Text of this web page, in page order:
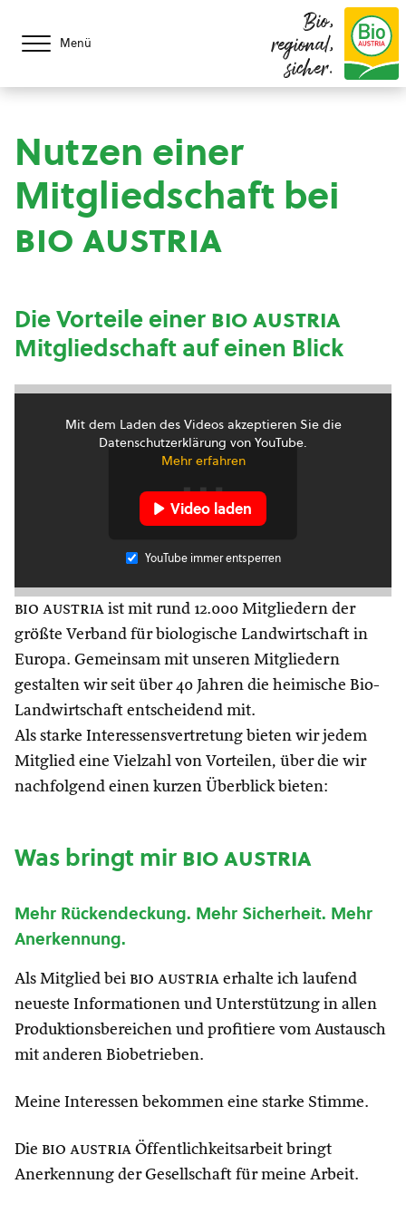
Menü
Bio,
regional,
sicher.
Nutzen einer
Mitgliedschaft bei
bio austria
Die Vorteile einerbio austria
Mitgliedschaft auf einen Blick
Mit dem Laden des Videos akzeptieren Sie die
Datenschutzerklärung von YouTube.
Mehr erfahren
Video laden
YouTube immer entsperren
bio austria ist mit rund 12.000 Mitgliedern der
größte Verband für biologische Landwirtschaft in
Europa. Gemeinsam mit unseren Mitgliedern
gestalten wir seit über 40 Jahren die heimische Bio-
Landwirtschaft entscheidend mit.
Als starke Interessensvertretung bieten wir jedem
Mitglied eine Vielzahl von Vorteilen, über die wir
nachfolgend einen kurzen Überblick bieten:
Was bringt mirbio austria
Mehr Rückendeckung. Mehr Sicherheit. Mehr
Anerkennung.
Als Mitglied bei bio austria erhalte ich laufend
neueste Informationen und Unterstützung in allen
Produktionsbereichen und profitiere vom Austausch
mit anderen Biobetrieben.
Meine Interessen bekommen eine starke Stimme.
Die bio austria Öffentlichkeitsarbeit bringt
Anerkennung der Gesellschaft für meine Arbeit.